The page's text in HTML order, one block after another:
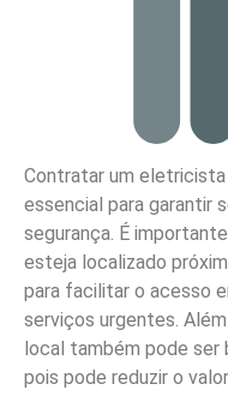
Contratar um
essencial para garantir
segurança. É
esteja localizado
para facilitar o acesso
serviços urgentes.
local também pode
pois pode reduzir o